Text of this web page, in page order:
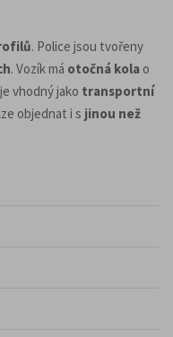
. Police jsou tvořeny
. Vozík má otočná kola o
vhodný jako transportní
objednat i s jinou než